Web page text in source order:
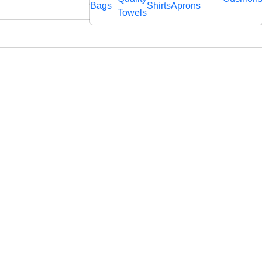
Bags
Towels
ShirtsAprons